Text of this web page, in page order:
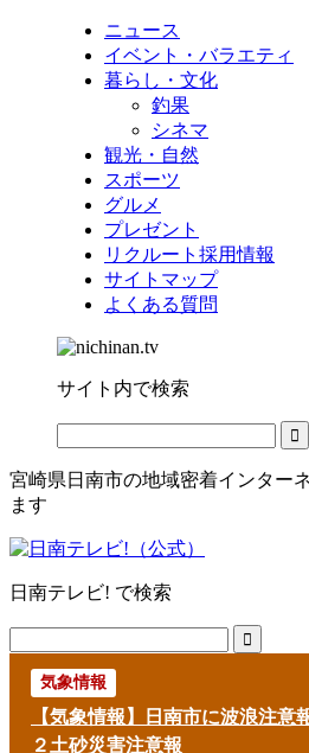
ニュース
イベント・バラエティ
暮らし・文化
釣果
シネマ
観光・自然
スポーツ
グルメ
プレゼント
リクルート採用情報
サイトマップ
よくある質問
サイト内で検索
宮崎県日南市の地域密着インター
ます
日南テレビ! で検索
気象情報
【気象情報】日南市に波浪注意
２土砂災害注意報